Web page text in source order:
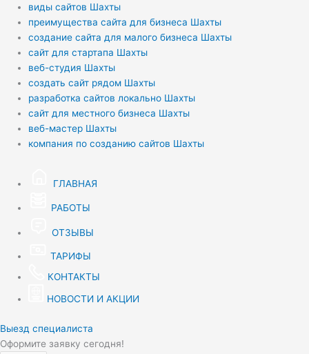
виды сайтов Шахты
преимущества сайта для бизнеса Шахты
создание сайта для малого бизнеса Шахты
сайт для стартапа Шахты
веб-студия Шахты
создать сайт рядом Шахты
разработка сайтов локально Шахты
сайт для местного бизнеса Шахты
веб-мастер Шахты
компания по созданию сайтов Шахты
ГЛАВНАЯ
РАБОТЫ
ОТЗЫВЫ
ТАРИФЫ
КОНТАКТЫ
НОВОСТИ И АКЦИИ
Выезд специалиста
Оформите заявку сегодня!